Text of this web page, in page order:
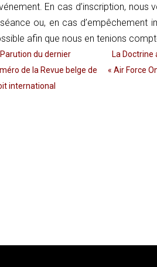
En cas d’inscription,
ou, en cas d’empêchement
afin que nous en tenions
Parution du dernier
de la Revue belge de
international
La Doctrine
« Air Force